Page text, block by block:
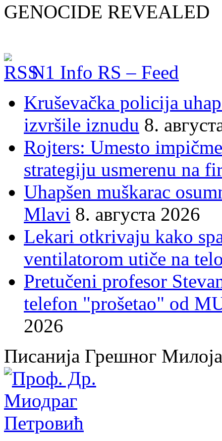
GENOCIDE REVEALED
N1 Info RS – Feed
Kruševačka policija
izvršile iznudu 8.
Rojters: Umesto
strategiju usmerenu na
Uhapšen muškarac
Mlavi 8. августа 2026
Lekari otkrivaju kako
ventilatorom utiče na
Pretučeni profesor
telefon "prošetao" od
2026
Писанија Грешног Милоја